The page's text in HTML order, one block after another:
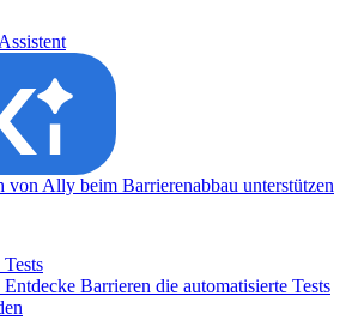
von Ally beim Barrierenabbau unterstützen
Barrieren die automatisierte Tests